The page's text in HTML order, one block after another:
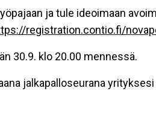
ja tule ideoimaan
registration.contio.fi/
30.9. klo 20.00 mennessä.
jalkapalloseurana